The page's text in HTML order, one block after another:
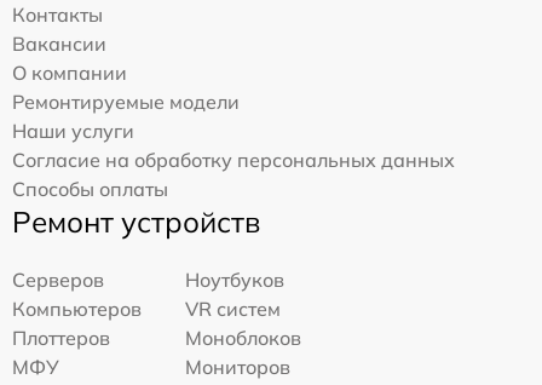
Контакты
Вакансии
О компании
Ремонтируемые модели
Наши услуги
Согласие на обработку персональных данных
Способы оплаты
Ремонт устройств
Серверов
Ноутбуков
Компьютеров
VR систем
Плоттеров
Моноблоков
МФУ
Мониторов